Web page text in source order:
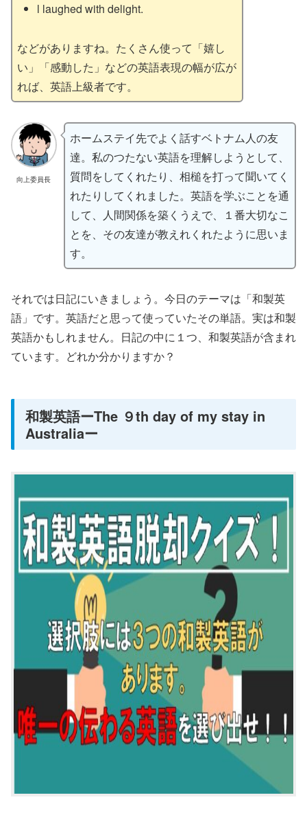
l laughed with delight.
などがありますね。たくさん使って「嬉し
い」「感動した」などの英語表現の幅が広が
れば、英語上級者です。
向上委員長
ホームステイ先でよく話すベトナム人の友
達。私のつたない英語を理解しようとして、
質問をしてくれたり、相槌を打って聞いてく
れたりしてくれました。英語を学ぶことを通
して、人間関係を築くうえで、１番大切なこ
とを、その友達が教えれくれたように思いま
す。
それでは日記にいきましょう。今日のテーマは「和製英
語」です。英語だと思って使っていたその単語。実は和製
英語かもしれません。日記の中に１つ、和製英語が含まれ
ています。どれか分かりますか？
和製英語ーThe ９th day of my stay in
Australiaー